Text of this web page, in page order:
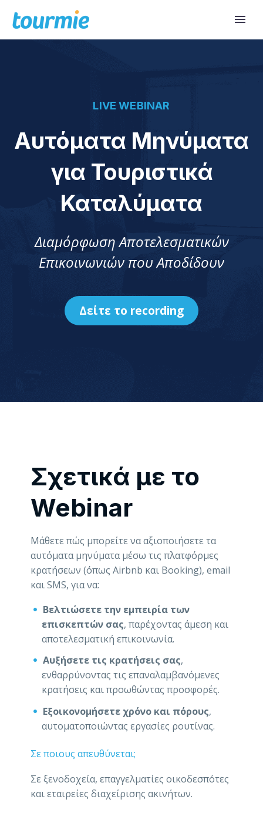
LIVE WEBINAR
Αυτόματα Μηνύματα
για Τουριστικά
Καταλύματα
Διαμόρφωση Αποτελεσματικών
Επικοινωνιών που Αποδίδουν
Δείτε το recording
Σχετικά με το
Webinar
Μάθετε πώς μπορείτε να αξιοποιήσετε τα
αυτόματα μηνύματα μέσω τις πλατφόρμες
κρατήσεων (όπως Airbnb και Booking), email
και SMS, για να:
Βελτιώσετε την εμπειρία των
επισκεπτών σας, παρέχοντας άμεση και
αποτελεσματική επικοινωνία.
Αυξήσετε τις κρατήσεις σας,
ενθαρρύνοντας τις επαναλαμβανόμενες
κρατήσεις και προωθώντας προσφορές.
Εξοικονομήσετε χρόνο και πόρους,
αυτοματοποιώντας εργασίες ρουτίνας.
Σε ποιους απευθύνεται;
Σε ξενοδοχεία, επαγγελματίες οικοδεσπότες
και εταιρείες διαχείρισης ακινήτων.